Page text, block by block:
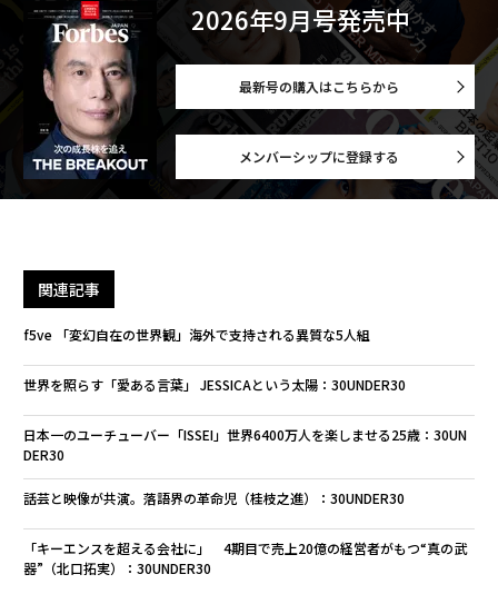
2026年9月号発売中
最新号の購入はこちらから
メンバーシップに登録する
関連記事
f5ve 「変幻自在の世界観」海外で支持される異質な5人組
世界を照らす「愛ある言葉」 JESSICAという太陽：30UNDER30
日本一のユーチューバー「ISSEI」世界6400万人を楽しませる25歳：30UN
DER30
話芸と映像が共演。落語界の革命児（桂枝之進）：30UNDER30
「キーエンスを超える会社に」 4期目で売上20億の経営者がもつ“真の武
器”（北口拓実）：30UNDER30